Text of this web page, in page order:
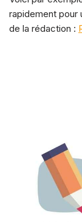
rapidement pour
de la rédaction :